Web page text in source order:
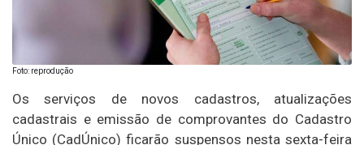
Foto: reprodução
Os serviços de novos cadastros, atualizações
cadastrais e emissão de comprovantes do Cadastro
Único (CadÚnico) ficarão suspensos nesta sexta-feira